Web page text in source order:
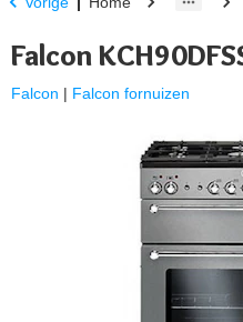
Falcon
Falcon | Falcon fornuizen